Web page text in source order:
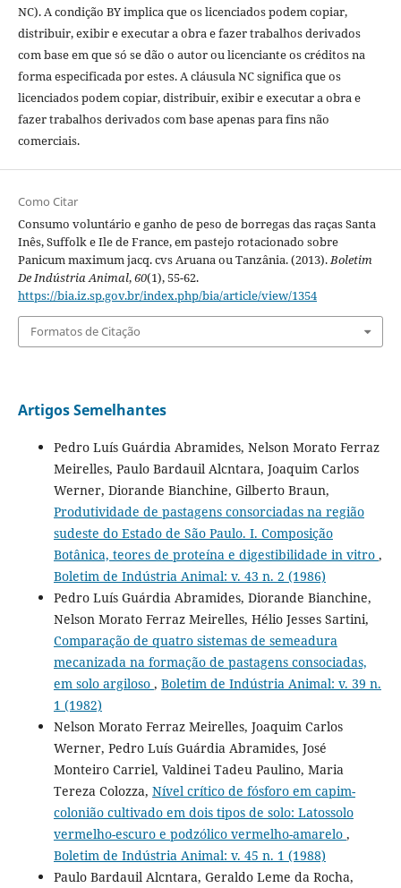
NC). A condição BY implica que os licenciados podem copiar,
distribuir, exibir e executar a obra e fazer trabalhos derivados
com base em que só se dão o autor ou licenciante os créditos na
forma especificada por estes. A cláusula NC significa que os
licenciados podem copiar, distribuir, exibir e executar a obra e
fazer trabalhos derivados com base apenas para fins não
comerciais.
Como Citar
Consumo voluntário e ganho de peso de borregas das raças Santa
Inês, Suffolk e Ile de France, em pastejo rotacionado sobre
Panicum maximum jacq. cvs Aruana ou Tanzânia. (2013).Boletim
De Indústria Animal,60(1), 55-62.
https://bia.iz.sp.gov.br/index.php/bia/article/view/1354
Formatos de Citação
Artigos Semelhantes
Pedro Luís Guárdia Abramides, Nelson Morato Ferraz
Meirelles, Paulo Bardauil Alcntara, Joaquim Carlos
Werner, Diorande Bianchine, Gilberto Braun,
Produtividade de pastagens consorciadas na região
sudeste do Estado de São Paulo. I. Composição
Botânica, teores de proteína e digestibilidade in vitro ,
Boletim de Indústria Animal: v. 43 n. 2 (1986)
Pedro Luís Guárdia Abramides, Diorande Bianchine,
Nelson Morato Ferraz Meirelles, Hélio Jesses Sartini,
Comparação de quatro sistemas de semeadura
mecanizada na formação de pastagens consociadas,
em solo argiloso , Boletim de Indústria Animal: v. 39 n.
1 (1982)
Nelson Morato Ferraz Meirelles, Joaquim Carlos
Werner, Pedro Luís Guárdia Abramides, José
Monteiro Carriel, Valdinei Tadeu Paulino, Maria
Tereza Colozza, Nível crítico de fósforo em capim-
colonião cultivado em dois tipos de solo: Latossolo
vermelho-escuro e podzólico vermelho-amarelo ,
Boletim de Indústria Animal: v. 45 n. 1 (1988)
Paulo Bardauil Alcntara, Geraldo Leme da Rocha,